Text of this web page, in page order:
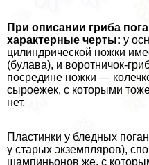
При описании гриба
хаpaктерные черты: у
цилиндрической ножки
(булава), и воротничок-
посредине ножки —
сыроежек, с которыми
нет.
Пластинки у бледных
у старых экземпляров),
шампиньонов же, с